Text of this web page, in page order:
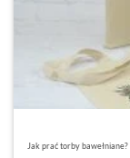
Jak prać torby